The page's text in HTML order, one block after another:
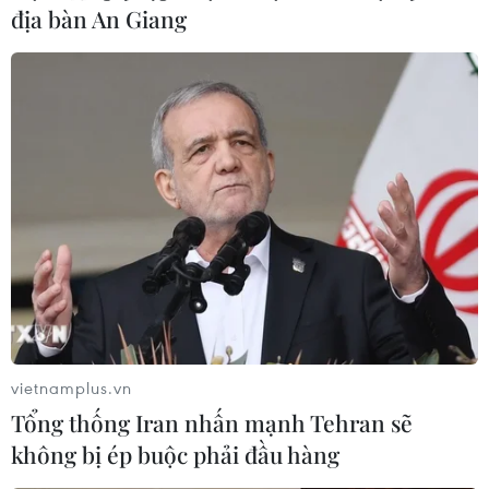
Chủ tịch nước bắt đầu chuyến thăm cấp
nhà nước Cộng hòa Indonesia
Khoảng 17h40 ngày 21/12 (giờ Việt Nam), Chủ tịch nước
Nguyễn Xuân Phúc và Đoàn đại biểu cấp cao Việt Nam
đã tới sân bay Soekarno Hatta, Jakarta, bắt đầu chuyến
thăm cấp nhà nước Cộng hòa Indonesia.
địa bàn An Giang
vietnamplus.vn
Tổng thống Iran nhấn mạnh Tehran sẽ
không bị ép buộc phải đầu hàng